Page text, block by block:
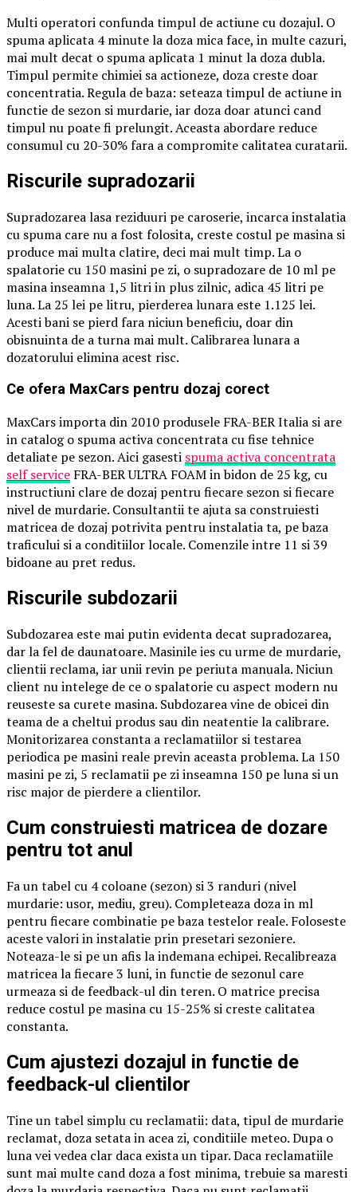
Multi operatori confunda timpul de actiune cu dozajul. O
spuma aplicata 4 minute la doza mica face, in multe cazuri,
mai mult decat o spuma aplicata 1 minut la doza dubla.
Timpul permite chimiei sa actioneze, doza creste doar
concentratia. Regula de baza: seteaza timpul de actiune in
functie de sezon si murdarie, iar doza doar atunci cand
timpul nu poate fi prelungit. Aceasta abordare reduce
consumul cu 20-30% fara a compromite calitatea curatarii.
Riscurile supradozarii
Supradozarea lasa reziduuri pe caroserie, incarca instalatia
cu spuma care nu a fost folosita, creste costul pe masina si
produce mai multa clatire, deci mai mult timp. La o
spalatorie cu 150 masini pe zi, o supradozare de 10 ml pe
masina inseamna 1,5 litri in plus zilnic, adica 45 litri pe
luna. La 25 lei pe litru, pierderea lunara este 1.125 lei.
Acesti bani se pierd fara niciun beneficiu, doar din
obisnuinta de a turna mai mult. Calibrarea lunara a
dozatorului elimina acest risc.
Ce ofera MaxCars pentru dozaj corect
MaxCars importa din 2010 produsele FRA-BER Italia si are
in catalog o spuma activa concentrata cu fise tehnice
detaliate pe sezon. Aici gasesti spuma activa concentrata
self service FRA-BER ULTRA FOAM in bidon de 25 kg, cu
instructiuni clare de dozaj pentru fiecare sezon si fiecare
nivel de murdarie. Consultantii te ajuta sa construiesti
matricea de dozaj potrivita pentru instalatia ta, pe baza
traficului si a conditiilor locale. Comenzile intre 11 si 39
bidoane au pret redus.
Riscurile subdozarii
Subdozarea este mai putin evidenta decat supradozarea,
dar la fel de daunatoare. Masinile ies cu urme de murdarie,
clientii reclama, iar unii revin pe periuta manuala. Niciun
client nu intelege de ce o spalatorie cu aspect modern nu
reuseste sa curete masina. Subdozarea vine de obicei din
teama de a cheltui produs sau din neatentie la calibrare.
Monitorizarea constanta a reclamatiilor si testarea
periodica pe masini reale previn aceasta problema. La 150
masini pe zi, 5 reclamatii pe zi inseamna 150 pe luna si un
risc major de pierdere a clientilor.
Cum construiesti matricea de dozare
pentru tot anul
Fa un tabel cu 4 coloane (sezon) si 3 randuri (nivel
murdarie: usor, mediu, greu). Completeaza doza in ml
pentru fiecare combinatie pe baza testelor reale. Foloseste
aceste valori in instalatie prin presetari sezoniere.
Noteaza-le si pe un afis la indemana echipei. Recalibreaza
matricea la fiecare 3 luni, in functie de sezonul care
urmeaza si de feedback-ul din teren. O matrice precisa
reduce costul pe masina cu 15-25% si creste calitatea
constanta.
Cum ajustezi dozajul in functie de
feedback-ul clientilor
Tine un tabel simplu cu reclamatii: data, tipul de murdarie
reclamat, doza setata in acea zi, conditiile meteo. Dupa o
luna vei vedea clar daca exista un tipar. Daca reclamatiile
sunt mai multe cand doza a fost minima, trebuie sa maresti